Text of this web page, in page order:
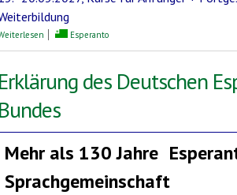
über Mediterrane Esperanto-Woche
Esperanto
Erklärung des Deutschen
Bundes
Mehr als 130 Jahre
Sprachgemeinschaft